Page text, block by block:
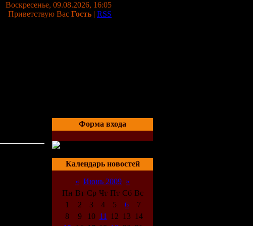
Воскресенье, 09.08.2026, 16:05
Приветствую Вас Гость | RSS
Форма входа
Календарь новостей
« Июнь 2009 »
Пн Вт Ср Чт Пт Сб Вс
1
2 3 4 5 6
7
8
9 10 11 12 13 14